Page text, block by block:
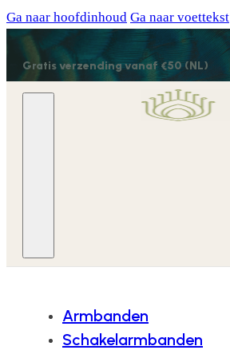
Ga naar hoofdinhoud Ga naar voettekst
Gratis verzending vanaf €50 (NL)
Armbanden
Schakelarmbanden